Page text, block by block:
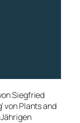
Siegfried
von Plants and
Jährigen